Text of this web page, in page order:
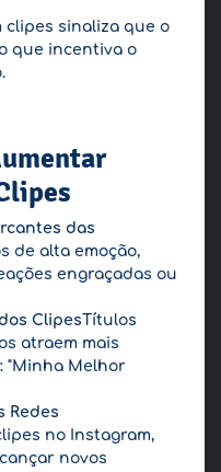
clipes sinaliza que o
que incentiva o
das
de alta emoção,
engraçadas ou
ClipesTítulos
atraem mais
"Minha Melhor
Redes
no Instagram,
novos